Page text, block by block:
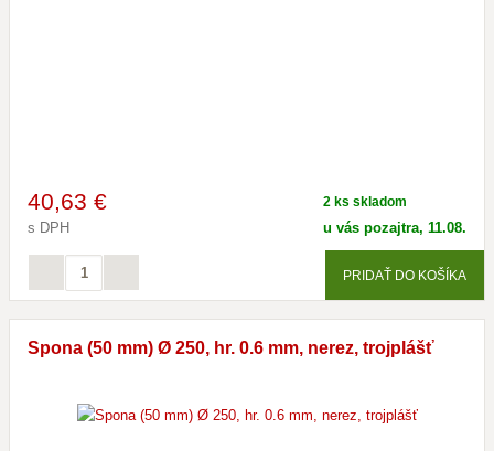
40,63 €
s DPH
2 ks skladom
u vás pozajtra, 11.08.
PRIDAŤ DO KOŠÍKA
Spona (50 mm) Ø 250, hr. 0.6 mm, nerez, trojplášť